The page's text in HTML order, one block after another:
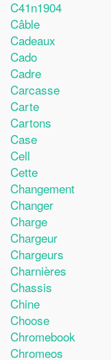
C41n1904
Câble
Cadeaux
Cado
Cadre
Carcasse
Carte
Cartons
Case
Cell
Cette
Changement
Changer
Charge
Chargeur
Chargeurs
Charnières
Chassis
Chine
Choose
Chromebook
Chromeos